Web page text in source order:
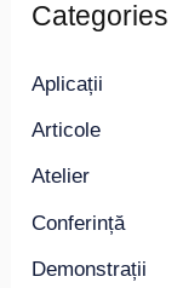
Categories
Aplicații
Articole
Atelier
Conferință
Demonstrații